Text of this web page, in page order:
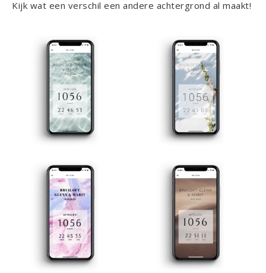
Kijk wat een verschil een andere achtergrond al maakt!